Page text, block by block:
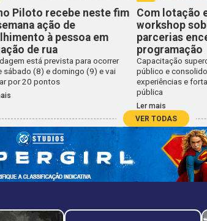
Piloto recebe neste fim
ação de
à pessoa em
de rua
está prevista para ocorrer
sábado (8) e domingo (9) e vai
por 20 pontos
Com lotação
workshop
parcerias
programação
Capacitação
público e
experiências e
pública
Ler mais
VER TODAS